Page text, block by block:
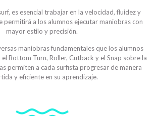
es esencial trabajar en la velocidad, fluidez y
permitirá a los alumnos ejecutar maniobras con
mayor estilo y precisión.
maniobras fundamentales que los alumnos
Bottom Turn, Roller, Cutback y el Snap sobre la
permiten a cada surfista progresar de manera
y eficiente en su aprendizaje.